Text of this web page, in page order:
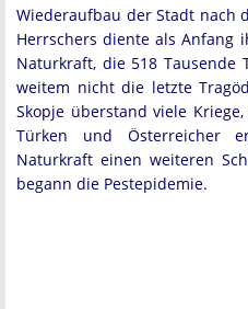
Wiederaufbau der Stadt nach
Herrschers diente als Anfang
Naturkraft, die 518 Tausende
weitem nicht die letzte
Skopje überstand viele
Türken und Österreicher
Naturkraft einen weiteren
begann die Pestepidemie.